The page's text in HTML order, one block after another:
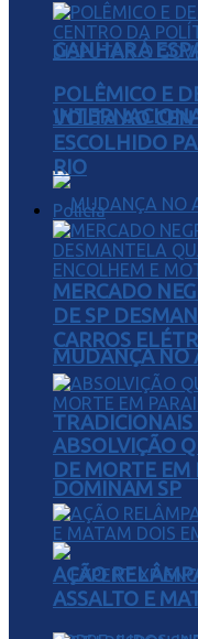
GANHARÁ
MUDANÇA NO
TRADICIONAIS
DOMINAM SP
POLÊMICO E
VOLTA AO
ESCOLHIDO
RIO
Polícia
MERCADO
DE SP
CARROS
ABSOLVIÇÃO
DE MORTE EM
AÇÃO
ASSALTO E